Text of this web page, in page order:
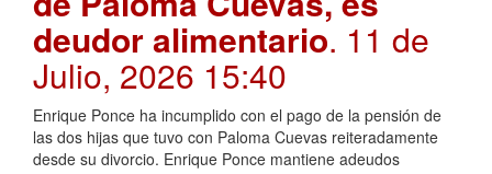
deudor alimentario. 11 de
Julio, 2026 15:40
Enrique Ponce ha incumplido con el pago de la pensión de
las dos hijas que tuvo con Paloma Cuevas reiteradamente
desde su divorcio. Enrique Ponce mantiene adeudos